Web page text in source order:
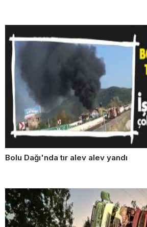
Bolu Dağı'nda tır alev alev yandı